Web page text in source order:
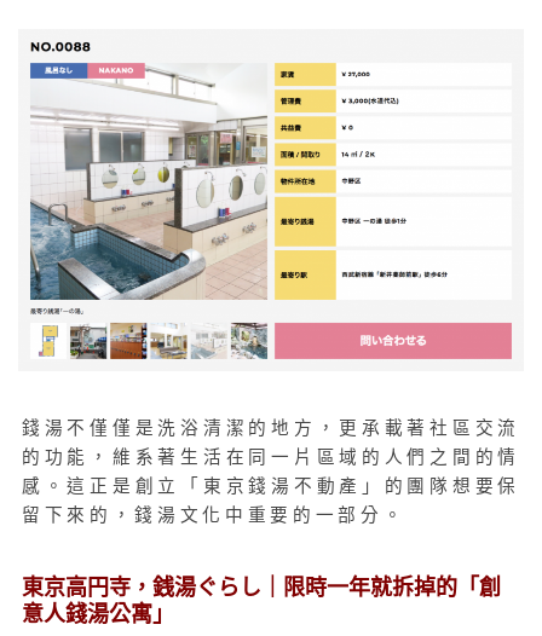
錢湯不僅僅是洗浴清潔的地方，更承載著社區交流
的功能，維系著生活在同一片區域的人們之間的情
感。這正是創立「東京錢湯不動產」的團隊想要保
留下來的，錢湯文化中重要的一部分。
東京高円寺，銭湯ぐらし｜限時一年就拆掉的「創
意人錢湯公寓」